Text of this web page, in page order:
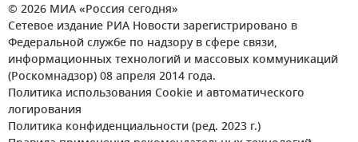
© 2026 МИА «Россия сегодня»
Сетевое издание РИА Новости зарегистрировано в
Федеральной службе по надзору в сфере связи,
информационных технологий и массовых коммуникаций
(Роскомнадзор) 08 апреля 2014 года.
Политика использования Cookie и автоматического
логирования
Политика конфиденциальности (ред. 2023 г.)